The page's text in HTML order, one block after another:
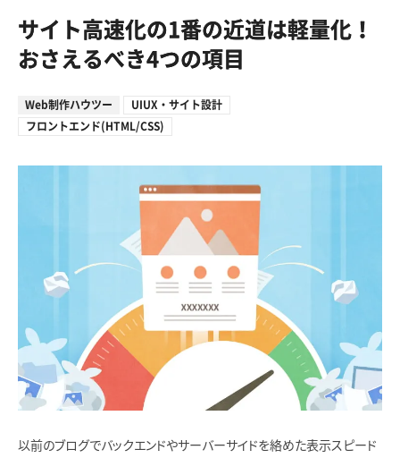
サイト高速化の1番の近道は軽量化！
おさえるべき4つの項目
Web制作ハウツー
UIUX・サイト設計
フロントエンド(HTML/CSS)
以前のブログでバックエンドやサーバーサイドを絡めた表示スピード